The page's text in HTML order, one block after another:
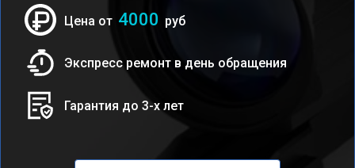
Цена от 4000 руб
Экспресс ремонт в день обращения
Гарантия до 3-х лет